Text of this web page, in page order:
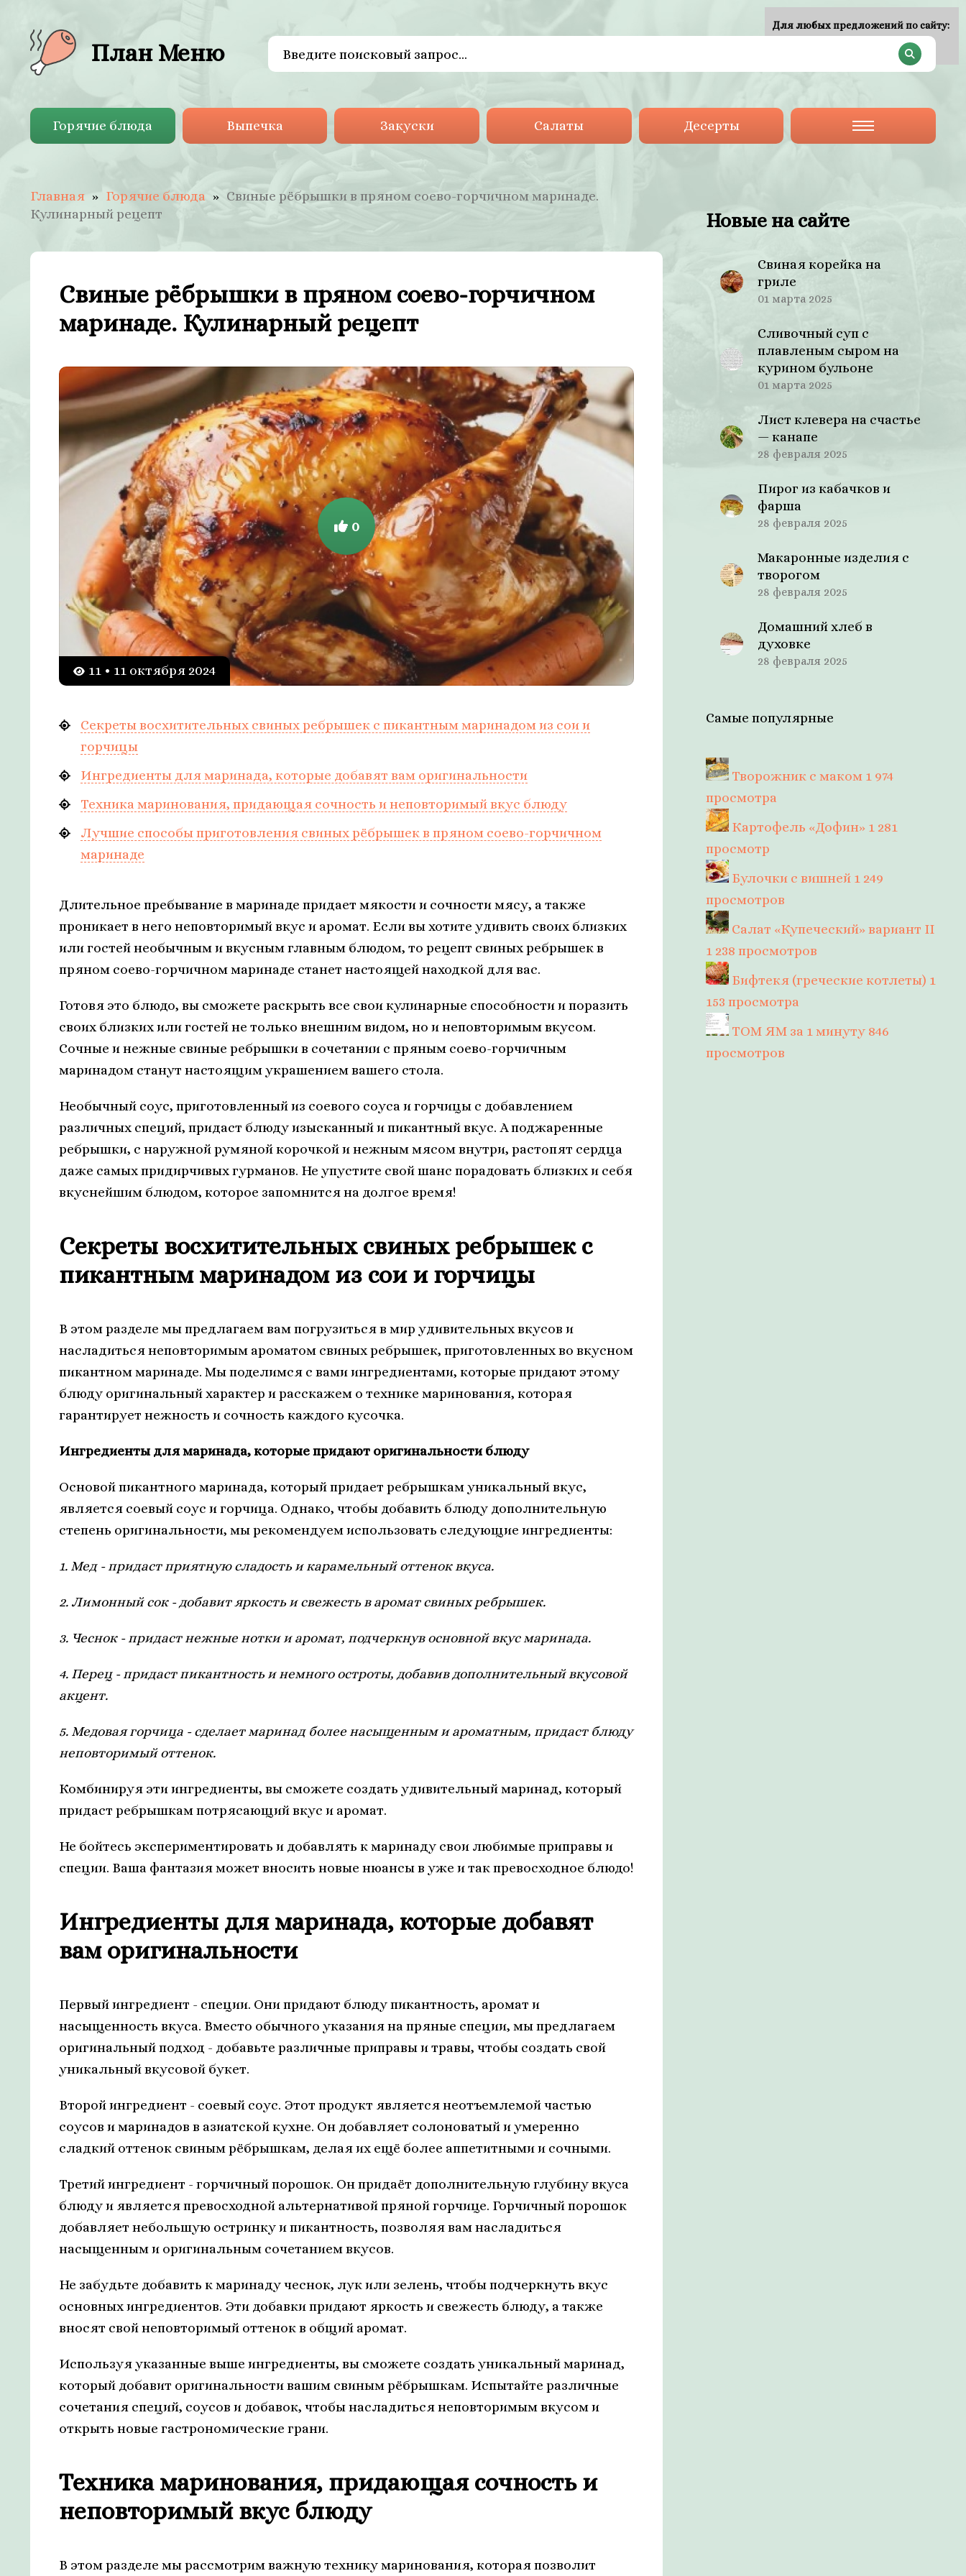
План Меню
Горячие блюда Выпечка Закуски Салаты Десерты
Главная Горячие блюда
Свиные рёбрышки в пряном соево-горчичном маринаде.
Кулинарный рецепт
Свиные рёбрышки в пряном соево-горчичном
маринаде. Кулинарный рецепт
11 • 11 октября 2024
0
Секреты восхитительных свиных ребрышек с пикантным маринадом из сои и
горчицы
Ингредиенты для маринада, которые добавят вам оригинальности
Техника маринования, придающая сочность и неповторимый вкус блюду
Лучшие способы приготовления свиных рёбрышек в пряном соево-горчичном
маринаде
Длительное пребывание в маринаде придает мякости и сочности мясу, а также
проникает в него неповторимый вкус и аромат. Если вы хотите удивить своих близких
или гостей необычным и вкусным главным блюдом, то рецепт свиных ребрышек в
пряном соево-горчичном маринаде станет настоящей находкой для вас.
Готовя это блюдо, вы сможете раскрыть все свои кулинарные способности и поразить
своих близких или гостей не только внешним видом, но и неповторимым вкусом.
Сочные и нежные свиные ребрышки в сочетании с пряным соево-горчичным
маринадом станут настоящим украшением вашего стола.
Необычный соус, приготовленный из соевого соуса и горчицы с добавлением
различных специй, придаст блюду изысканный и пикантный вкус. А поджаренные
ребрышки, с наружной румяной корочкой и нежным мясом внутри, растопят сердца
даже самых придирчивых гурманов. Не упустите свой шанс порадовать близких и себя
вкуснейшим блюдом, которое запомнится на долгое время!
Секреты восхитительных свиных ребрышек с
пикантным маринадом из сои и горчицы
В этом разделе мы предлагаем вам погрузиться в мир удивительных вкусов и
насладиться неповторимым ароматом свиных ребрышек, приготовленных во вкусном
пикантном маринаде. Мы поделимся с вами ингредиентами, которые придают этому
блюду оригинальный характер и расскажем о технике маринования, которая
гарантирует нежность и сочность каждого кусочка.
Ингредиенты для маринада, которые придают оригинальности блюду
Основой пикантного маринада, который придает ребрышкам уникальный вкус,
является соевый соус и горчица. Однако, чтобы добавить блюду дополнительную
степень оригинальности, мы рекомендуем использовать следующие ингредиенты:
1. Мед - придаст приятную сладость и карамельный оттенок вкуса.
2. Лимонный сок - добавит яркость и свежесть в аромат свиных ребрышек.
3. Чеснок - придаст нежные нотки и аромат, подчеркнув основной вкус маринада.
4. Перец - придаст пикантность и немного остроты, добавив дополнительный вкусовой
акцент.
5. Медовая горчица - сделает маринад более насыщенным и ароматным, придаст блюду
неповторимый оттенок.
Комбинируя эти ингредиенты, вы сможете создать удивительный маринад, который
придаст ребрышкам потрясающий вкус и аромат.
Не бойтесь экспериментировать и добавлять к маринаду свои любимые приправы и
специи. Ваша фантазия может вносить новые нюансы в уже и так превосходное блюдо!
Ингредиенты для маринада, которые добавят
вам оригинальности
Первый ингредиент - специи. Они придают блюду пикантность, аромат и
насыщенность вкуса. Вместо обычного указания на пряные специи, мы предлагаем
оригинальный подход - добавьте различные приправы и травы, чтобы создать свой
уникальный вкусовой букет.
Второй ингредиент - соевый соус. Этот продукт является неотъемлемой частью
соусов и маринадов в азиатской кухне. Он добавляет солоноватый и умеренно
сладкий оттенок свиным рёбрышкам, делая их ещё более аппетитными и сочными.
Третий ингредиент - горчичный порошок. Он придаёт дополнительную глубину вкуса
блюду и является превосходной альтернативой пряной горчице. Горчичный порошок
добавляет небольшую остринку и пикантность, позволяя вам насладиться
насыщенным и оригинальным сочетанием вкусов.
Не забудьте добавить к маринаду чеснок, лук или зелень, чтобы подчеркнуть вкус
основных ингредиентов. Эти добавки придают яркость и свежесть блюду, а также
вносят свой неповторимый оттенок в общий аромат.
Используя указанные выше ингредиенты, вы сможете создать уникальный маринад,
который добавит оригинальности вашим свиным рёбрышкам. Испытайте различные
сочетания специй, соусов и добавок, чтобы насладиться неповторимым вкусом и
открыть новые гастрономические грани.
Техника маринования, придающая сочность и
неповторимый вкус блюду
В этом разделе мы рассмотрим важную технику маринования, которая позволит
Новые на сайте
Свиная корейка на
гриле
01 марта 2025
Сливочный суп с
плавленым сыром на
курином бульоне
01 марта 2025
Лист клевера на счастье
— канапе
28 февраля 2025
Пирог из кабачков и
фарша
28 февраля 2025
Макаронные изделия с
творогом
28 февраля 2025
Домашний хлеб в
духовке
28 февраля 2025
Самые популярные
Творожник с маком 1 974
просмотра
Картофель «Дофин» 1 281
просмотр
Булочки с вишней 1 249
просмотров
Салат «Купеческий» вариант II
1 238 просмотров
Бифтекя (греческие котлеты) 1
153 просмотра
ТОМ ЯМ за 1 минуту 846
просмотров
Для любых предложений по сайту: